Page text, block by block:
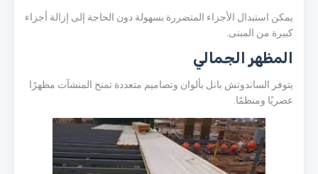
يمكن استبدال الأجزاء المتضررة بسهولة دون الحاجة إلى إزالة أجزاء
كبيرة من المبنى.
المظهر الجمالي
يتوفر الساندوتش بانل بألوان وتصاميم متعددة تمنح المنشآت مظهرًا
عصريًا ومنظمًا.